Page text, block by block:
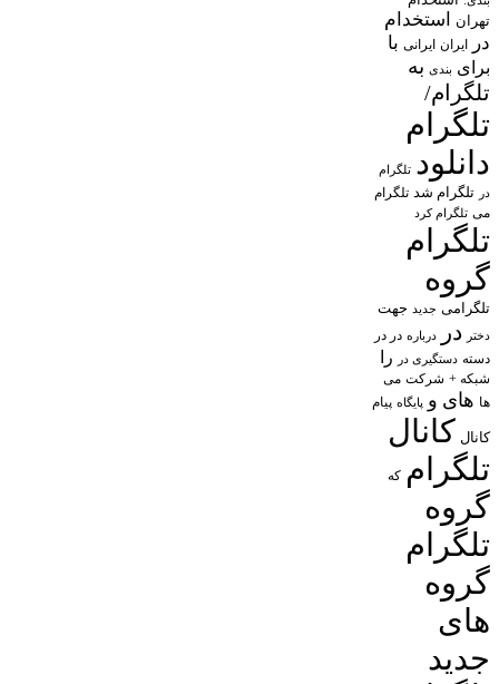
تهران
استخدام
در
ایران ایرانی با
برای بندی به
تلگرام/
تلگرام
دانلود تلگرام
در تلگرام شد تلگرام
می تلگرام کرد
تلگرام
گروه
تلگرامی جدید جهت
دختر در درباره در در
دسته دستگیری در را
شبکه + شرکت می
ها های و پایگاه پیام
کانال کانال
تلگرام که
گروه
تلگرام
گروه
های
جدید